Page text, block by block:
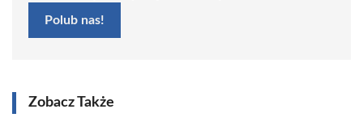
Polub nas!
Zobacz Także